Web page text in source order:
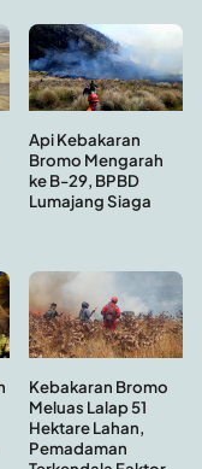
Api Kebakaran
Bromo Mengarah
ke B-29, BPBD
Lumajang Siaga
Kebakaran Bromo
Meluas Lalap 51
Hektare Lahan,
Pemadaman